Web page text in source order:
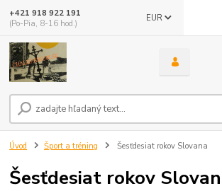
EUR
+421 918 922 191
(Po-Pia, 8-16 hod.)
Úvod Šport a tréning Šesťdesiat rokov Slovana
Šesťdesiat rokov